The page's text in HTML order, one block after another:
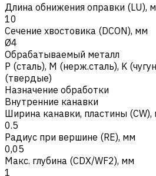
Длина обнижения оправки (LU),
10
Сечение хвостовика (DCON), мм
Ø4
Обрабатываемый металл
Р (сталь), M (нерж.сталь), K
(твердые)
Назначение обработки
Внутренние канавки
Ширина канавки, пластины (CW),
0.5
Радиус при вершине (RE), мм
0,05
Макс. глубина (CDX/WF2), мм
1